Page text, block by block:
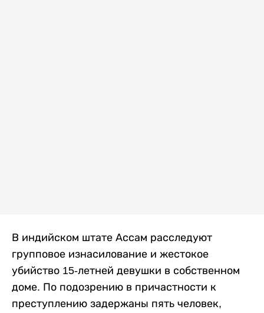
В индийском штате Ассам расследуют
групповое изнасилование и жестокое
убийство 15-летней девушки в собственном
доме. По подозрению в причастности к
преступлению задержаны пять человек,